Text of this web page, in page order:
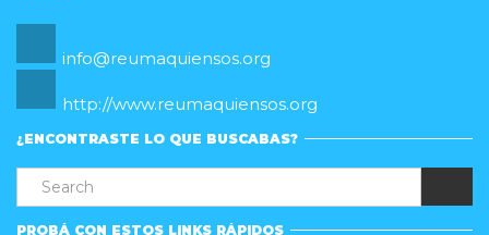
info@reumaquiensos.org
http://www.reumaquiensos.org
¿ENCONTRASTE LO QUE BUSCABAS?
PROBÁ CON ESTOS LINKS RÁPIDOS